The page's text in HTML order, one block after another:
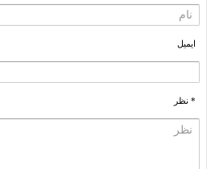
ایمیل
* نظر